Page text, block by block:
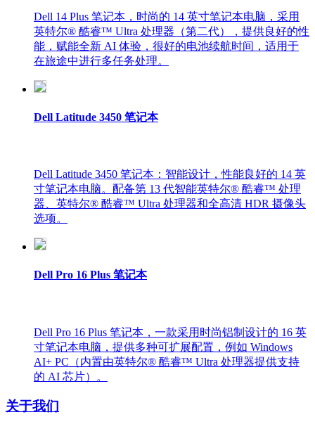
Dell 14 Plus 笔记本，时尚的 14 英寸笔记本电脑，采用
英特尔® 酷睿™ Ultra 处理器（第二代），提供良好的性
能，赋能全新 AI 体验，很好的电池续航时间，适用于
在旅途中进行多任务处理。
Dell Latitude 3450 笔记本
Dell Latitude 3450 笔记本：智能设计，性能良好的 14 英
寸笔记本电脑。配备第 13 代智能英特尔® 酷睿™ 处理
器、英特尔® 酷睿™ Ultra 处理器和全高清 HDR 摄像头
选项。
Dell Pro 16 Plus 笔记本
Dell Pro 16 Plus 笔记本，一款采用时尚铝制设计的 16 英
寸笔记本电脑，提供多种可扩展配置，例如 Windows
AI+ PC（内置由英特尔® 酷睿™ Ultra 处理器提供支持
的 AI 芯片）。
关于我们